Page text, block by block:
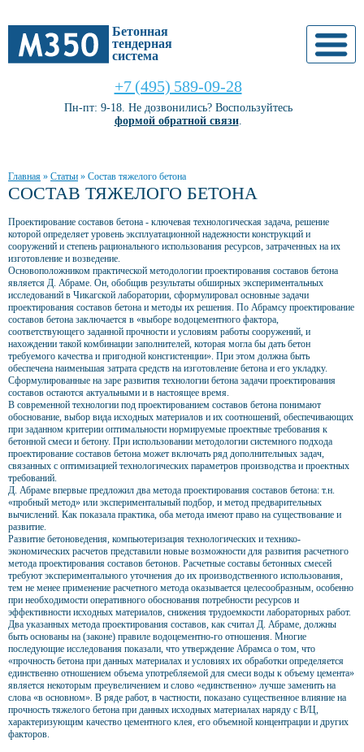
Бетонная
тендерная
система
+7 (495) 589-09-28
Пн-пт: 9-18. Не дозвонились? Воспользуйтесь
формой обратной связи.
Главная » Статьи » Состав тяжелого бетона
СОСТАВ ТЯЖЕЛОГО БЕТОНА
Проектирование составов бетона - ключевая технологическая задача, решение
которой определяет уровень эксплуатационной надежности конструкций и
сооружений и степень рационального использования ресурсов, затраченных на их
изготовление и возведение.
Основоположником практической методологии проектирования составов бетона
является Д. Абраме. Он, обобщив результаты обширных экспериментальных
исследований в Чикагской лаборатории, сформулировал основные задачи
проектирования составов бетона и методы их решения. По Абрамсу проектирование
составов бетона заключается в «выборе водоцементного фактора,
соответствующего заданной прочности и условиям работы сооружений, и
нахождении такой комбинации заполнителей, которая могла бы дать бетон
требуемого качества и пригодной консгистенции». При этом должна быть
обеспечена наименьшая затрата средств на изготовление бетона и его укладку.
Сформулированные на заре развития технологии бетона задачи проектирования
составов остаются актуальными и в настоящее время.
В современной технологии под проектированием составов бетона понимают
обоснование, выбор вида исходных материалов и их соотношений, обеспечивающих
при заданном критерии оптимальности нормируемые проектные требования к
бетонной смеси и бетону. При использовании методологии системного подхода
проектирование составов бетона может включать ряд дополнительных задач,
связанных с оптимизацией технологических параметров производства и проектных
требований.
Д. Абраме впервые предложил два метода проектирования составов бетона: т.н.
«пробный метод» или экспериментальный подбор, и метод предварительных
вычислений. Как показала практика, оба метода имеют право на существование и
развитие.
Развитие бетоноведения, компьютеризация технологических и технико-
экономических расчетов представили новые возможности для развития расчетного
метода проектирования составов бетонов. Расчетные составы бетонных смесей
требуют экспериментального уточнения до их производственного использования,
тем не менее применение расчетного метода оказывается целесообразным, особенно
при необходимости оперативного обоснования потребности ресурсов и
эффективности исходных материалов, снижения трудоемкости лабораторных работ.
Два указанных метода проектирования составов, как считал Д. Абраме, должны
быть основаны на (законе) правиле водоцементно-го отношения. Многие
последующие исследования показали, что утверждение Абрамса о том, что
«прочность бетона при данных материалах и условиях их обработки определяется
единственно отношением объема употребляемой для смеси воды к объему цемента»
является некоторым преувеличением и слово «единственно» лучше заменить на
слова «в основном». В ряде работ, в частности, показано существенное влияние на
прочность тяжелого бетона при данных исходных материалах наряду с В/Ц,
характеризующим качество цементного клея, его объемной концентрации и других
факторов.